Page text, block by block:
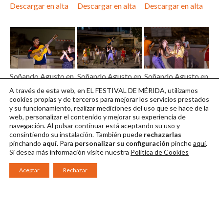
Descargar en alta
Descargar en alta
Descargar en alta
Soñando Agusto en
Mérida 20 @ Jero
Morales
Descargar en alta
Soñando Agusto en
Mérida 21 @ Jero
Morales
Descargar en alta
Soñando Agusto en
Mérida 22 @ Jero
Morales
Descargar en alta
A través de esta web, en EL FESTIVAL DE MÉRIDA, utilizamos
cookies propias y de terceros para mejorar los servicios prestados
y su funcionamiento, realizar mediciones del uso que se hace de la
web, personalizar el contenido y mejorar su experiencia de
navegación. Al pulsar continuarestá aceptando su uso y
consintiendo su instalación. También puede rechazarlas
pinchando aquí. Para personalizar su configuración pincheaquí.
Si desea más información visite nuestra Política de Cookies
Aceptar Rechazar